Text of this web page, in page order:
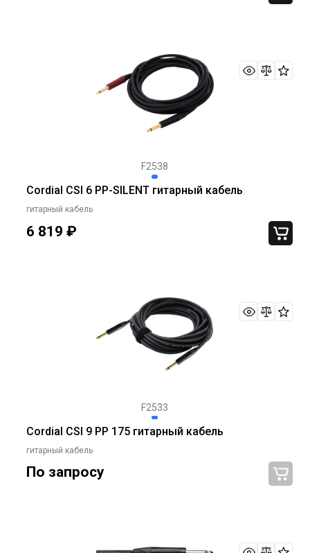
F2538
Cordial CSI 6 PP-SILENT гитарный кабель
гитарный кабель
6 819 ₽
F2533
Cordial CSI 9 PP 175 гитарный кабель
гитарный кабель
По запросу